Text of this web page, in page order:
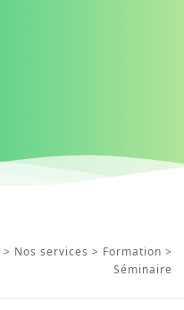
> Nos services > Formation >
Séminaire